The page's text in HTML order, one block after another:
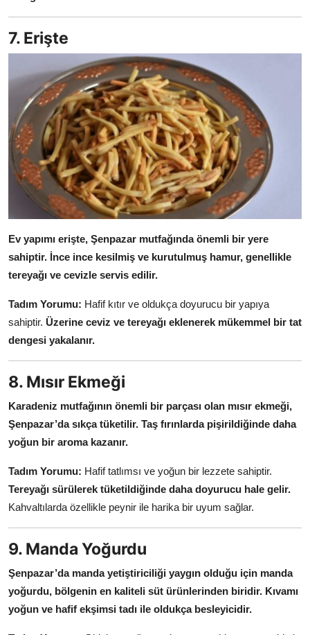
7. Erişte
Ev yapımı erişte, Şenpazar mutfağında önemli bir yere
sahiptir. İnce ince kesilmiş ve kurutulmuş hamur, genellikle
tereyağı ve cevizle servis edilir.
Tadım Yorumu: Hafif kıtır ve oldukça doyurucu bir yapıya
sahiptir. Üzerine ceviz ve tereyağı eklenerek mükemmel bir tat
dengesi yakalanır.
8. Mısır Ekmeği
Karadeniz mutfağının önemli bir parçası olan mısır ekmeği,
Şenpazar’da sıkça tüketilir. Taş fırınlarda pişirildiğinde daha
yoğun bir aroma kazanır.
Tadım Yorumu: Hafif tatlımsı ve yoğun bir lezzete sahiptir.
Tereyağı sürülerek tüketildiğinde daha doyurucu hale gelir.
Kahvaltılarda özellikle peynir ile harika bir uyum sağlar.
9. Manda Yoğurdu
Şenpazar’da manda yetiştiriciliği yaygın olduğu için manda
yoğurdu, bölgenin en kaliteli süt ürünlerinden biridir. Kıvamı
yoğun ve hafif ekşimsi tadı ile oldukça besleyicidir.